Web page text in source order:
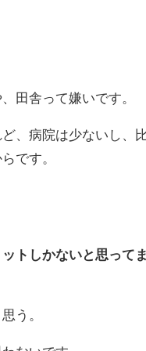
田舎って嫌いです。
、病院は少ないし、
です。
トしかないと思ってま
う。